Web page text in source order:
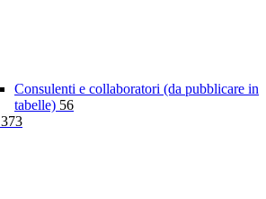
Consulenti e collaboratori (da pubblicare in
tabelle) 56
373